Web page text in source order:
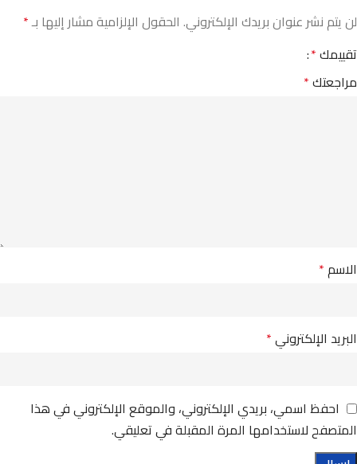
لن يتم نشر عنوان بريدك الإلكتروني. الحقول الإلزامية مشار إليها بـ*
تقييمك*
مراجعتك*
الاسم*
البريد الإلكتروني*
احفظ اسمي، بريدي الإلكتروني، والموقع الإلكتروني في هذا
المتصفح لاستخدامها المرة المقبلة في تعليقي.